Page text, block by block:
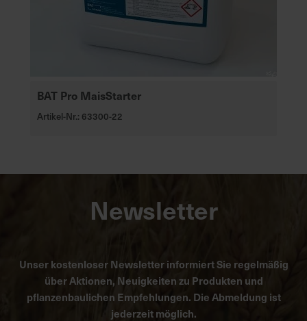
BAT Pro MaisStarter
Artikel-Nr.: 63300-22
Newsletter
Unser kostenloser Newsletter informiert Sie regelmäßig
über Aktionen, Neuigkeiten zu Produkten und
pflanzenbaulichen Empfehlungen. Die Abmeldung ist
jederzeit möglich.